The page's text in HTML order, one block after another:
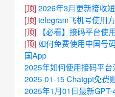
[顶]2026年3月更新接收
[顶]telegram飞机号使用
[顶]
【必看】接码平台使
[顶]如何免费使用中国号
国App
2025年如何使用接码平
2025-01-15 Chatgpt免费
2025年1月01日最新